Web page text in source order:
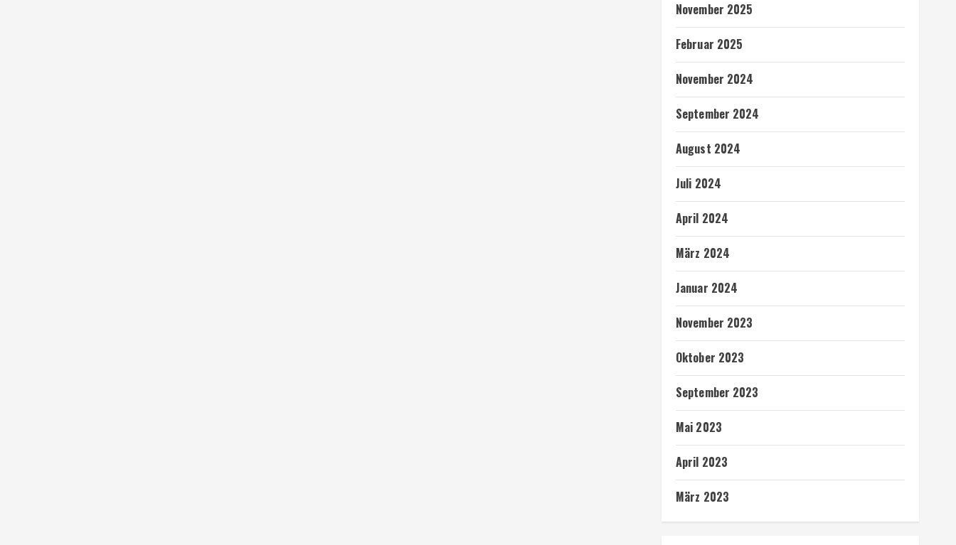
November 2025
Februar 2025
November 2024
September 2024
August 2024
Juli 2024
April 2024
März 2024
Januar 2024
November 2023
Oktober 2023
September 2023
Mai 2023
April 2023
März 2023